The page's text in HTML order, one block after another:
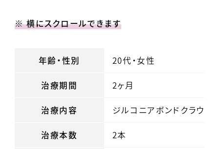
※ 横にスクロールできます
年齢・性別 20代・女性
治療期間 2ヶ月
治療内容 ジルコニアボンドクラウ
治療本数 2本